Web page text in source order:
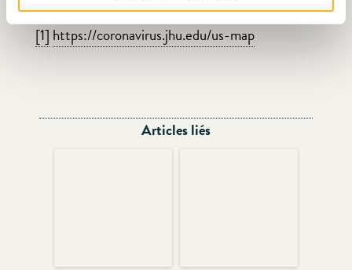
[1] https://coronavirus.jhu.edu/us-map
Articles liés